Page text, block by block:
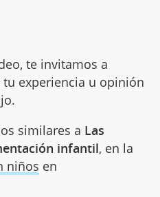
te invitamos a
experiencia u opinión
similares a Las
infantil, en la
niños en